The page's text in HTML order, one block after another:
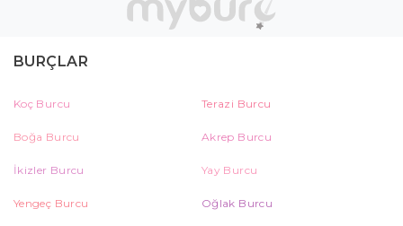
BURÇLAR
Koç Burcu Terazi Burcu
Boğa Burcu Akrep Burcu
İkizler Burcu Yay Burcu
Yengeç Burcu Oğlak Burcu